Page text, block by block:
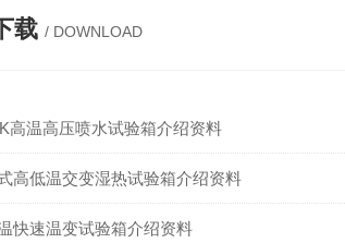
载 / DOWNLOAD
高温高压喷水试验箱介绍资料
高低温交变湿热试验箱介绍资料
快速温变试验箱介绍资料